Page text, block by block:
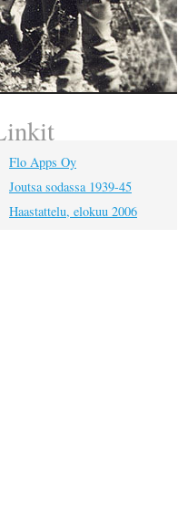
Flo Apps Oy
Joutsa sodassa 1939-45
Haastattelu, elokuu 2006